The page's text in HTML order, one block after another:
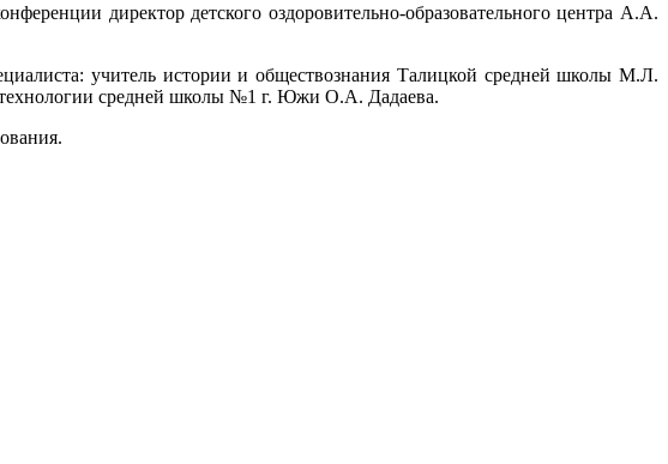
директор детского оздоровительно-образовательного центра А.А.
учитель истории и обществознания Талицкой средней школы М.Л.
средней школы №1 г. Южи О.А. Дадаева.